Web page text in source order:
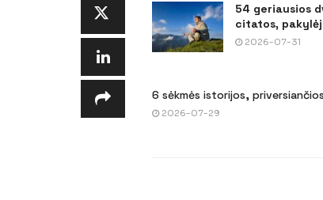
54 geriausios
citatos,
2026-07-31
6 sėkmės istorijos,
2026-07-29